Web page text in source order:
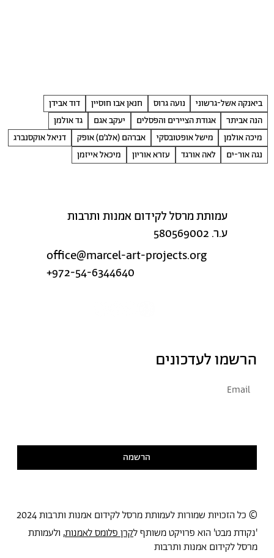
ביאנקה אשל-גרשוני נועה גרוס חנאן אבו חוסיין
דוד אבידן
הנה אביתר
אגודת הציירים והפסלים יעקב אגם
גד אולמן
מיכה אולמן
מישל אופטובסקי אברהם (אלג׳ם) אופק
דניאל אוקסנברג
נגה אור-ים
לאה אורגד עזרא אוריון מיכאל אייזמן
עמותת מרסל לקידום אמנות ותרבות
ע.ר. 580569002
office@marcel-art-projects.org
+972-54-6344640
הרשמו לעדכונים
הרשמה
© כל הזכויות שמורות לעמותת מרסל לקידום אמנות ותרבות 2024
'נקודת מבט' הוא פרויקט משותף לקרן פלומס לאמנות, ולעמותת
מרסל לקידום אמנות ותרבות